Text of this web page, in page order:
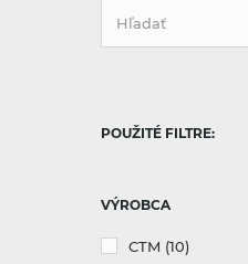
POUŽITÉ FILTRE:
VÝROBCA
CTM (10)